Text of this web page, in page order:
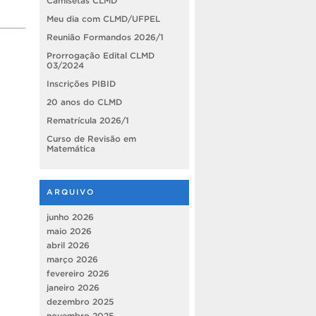
Meu dia com CLMD/UFPEL
Reunião Formandos 2026/1
Prorrogação Edital CLMD
03/2024
Inscrições PIBID
20 anos do CLMD
Rematrícula 2026/1
Curso de Revisão em
Matemática
ARQUIVO
junho 2026
maio 2026
abril 2026
março 2026
fevereiro 2026
janeiro 2026
dezembro 2025